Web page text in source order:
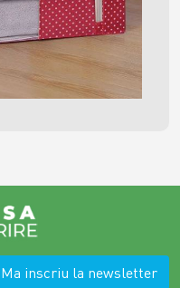
Ma inscriu la newsletter